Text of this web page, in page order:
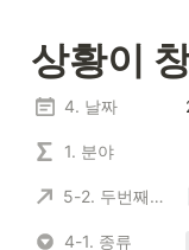
상황이
4. 날짜
1. 분야
5-2. 두번째 뇌
4-1. 종류